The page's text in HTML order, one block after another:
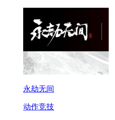
永劫无间
动作竞技